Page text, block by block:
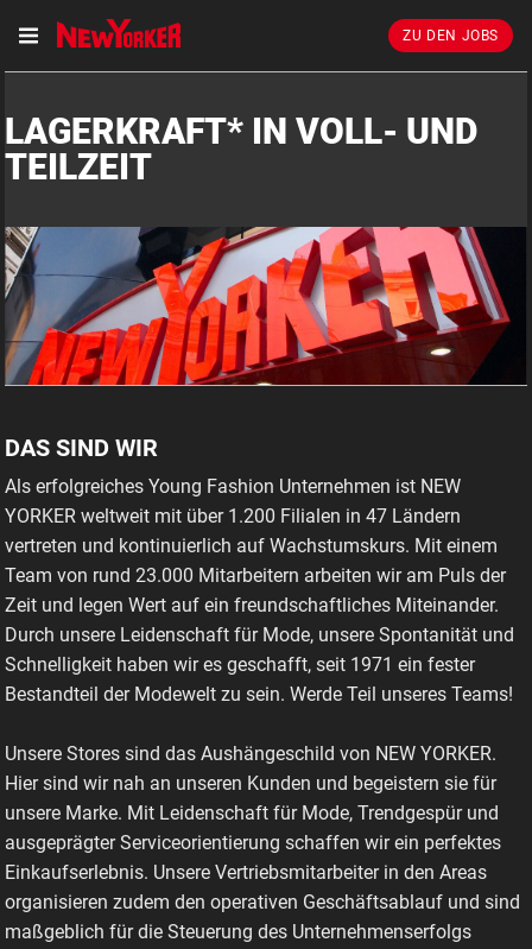
ZU DEN JOBS
LAGERKRAFT* IN VOLL- UND
TEILZEIT
DAS SIND WIR
Als erfolgreiches Young Fashion Unternehmen ist NEW
YORKER weltweit mit über 1.200 Filialen in 47 Ländern
vertreten und kontinuierlich auf Wachstumskurs. Mit einem
Team von rund 23.000 Mitarbeitern arbeiten wir am Puls der
Zeit und legen Wert auf ein freundschaftliches Miteinander.
Durch unsere Leidenschaft für Mode, unsere Spontanität und
Schnelligkeit haben wir es geschafft, seit 1971 ein fester
Bestandteil der Modewelt zu sein. Werde Teil unseres Teams!
Unsere Stores sind das Aushängeschild von NEW YORKER.
Hier sind wir nah an unseren Kunden und begeistern sie für
unsere Marke. Mit Leidenschaft für Mode, Trendgespür und
ausgeprägter Serviceorientierung schaffen wir ein perfektes
Einkaufserlebnis. Unsere Vertriebsmitarbeiter in den Areas
organisieren zudem den operativen Geschäftsablauf und sind
maßgeblich für die Steuerung des Unternehmenserfolgs